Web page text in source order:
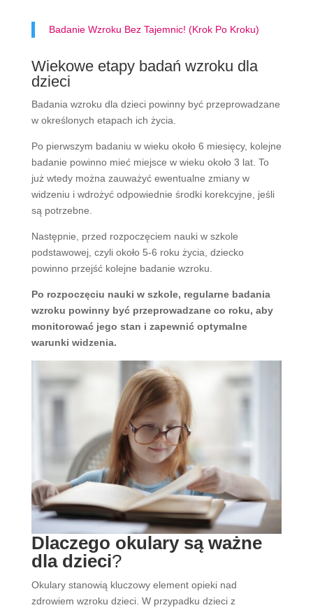
Badanie Wzroku Bez Tajemnic! (Krok Po Kroku)
Wiekowe etapy badań wzroku dla
dzieci
Badania wzroku dla dzieci powinny być przeprowadzane
w określonych etapach ich życia.
Po pierwszym badaniu w wieku około 6 miesięcy, kolejne
badanie powinno mieć miejsce w wieku około 3 lat. To
już wtedy można zauważyć ewentualne zmiany w
widzeniu i wdrożyć odpowiednie środki korekcyjne, jeśli
są potrzebne.
Następnie, przed rozpoczęciem nauki w szkole
podstawowej, czyli około 5-6 roku życia, dziecko
powinno przejść kolejne badanie wzroku.
Po rozpoczęciu nauki w szkole, regularne badania
wzroku powinny być przeprowadzane co roku, aby
monitorować jego stan i zapewnić optymalne
warunki widzenia.
Dlaczego okulary są ważne
dla dzieci?
Okulary stanowią kluczowy element opieki nad
zdrowiem wzroku dzieci. W przypadku dzieci z